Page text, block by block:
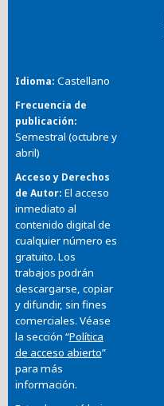
Idioma Castellano
Frecuencia de
publicación
Semestral (octubre y
abril)
Acceso y Derechos
de Autor El acceso
inmediato al
contenido digital de
cualquier número es
gratuito. Los
trabajos podrán
descargarse, copiar
y difundir, sin fines
comerciales. Véase
la sección “Política
de acceso abierto”
para más
información.